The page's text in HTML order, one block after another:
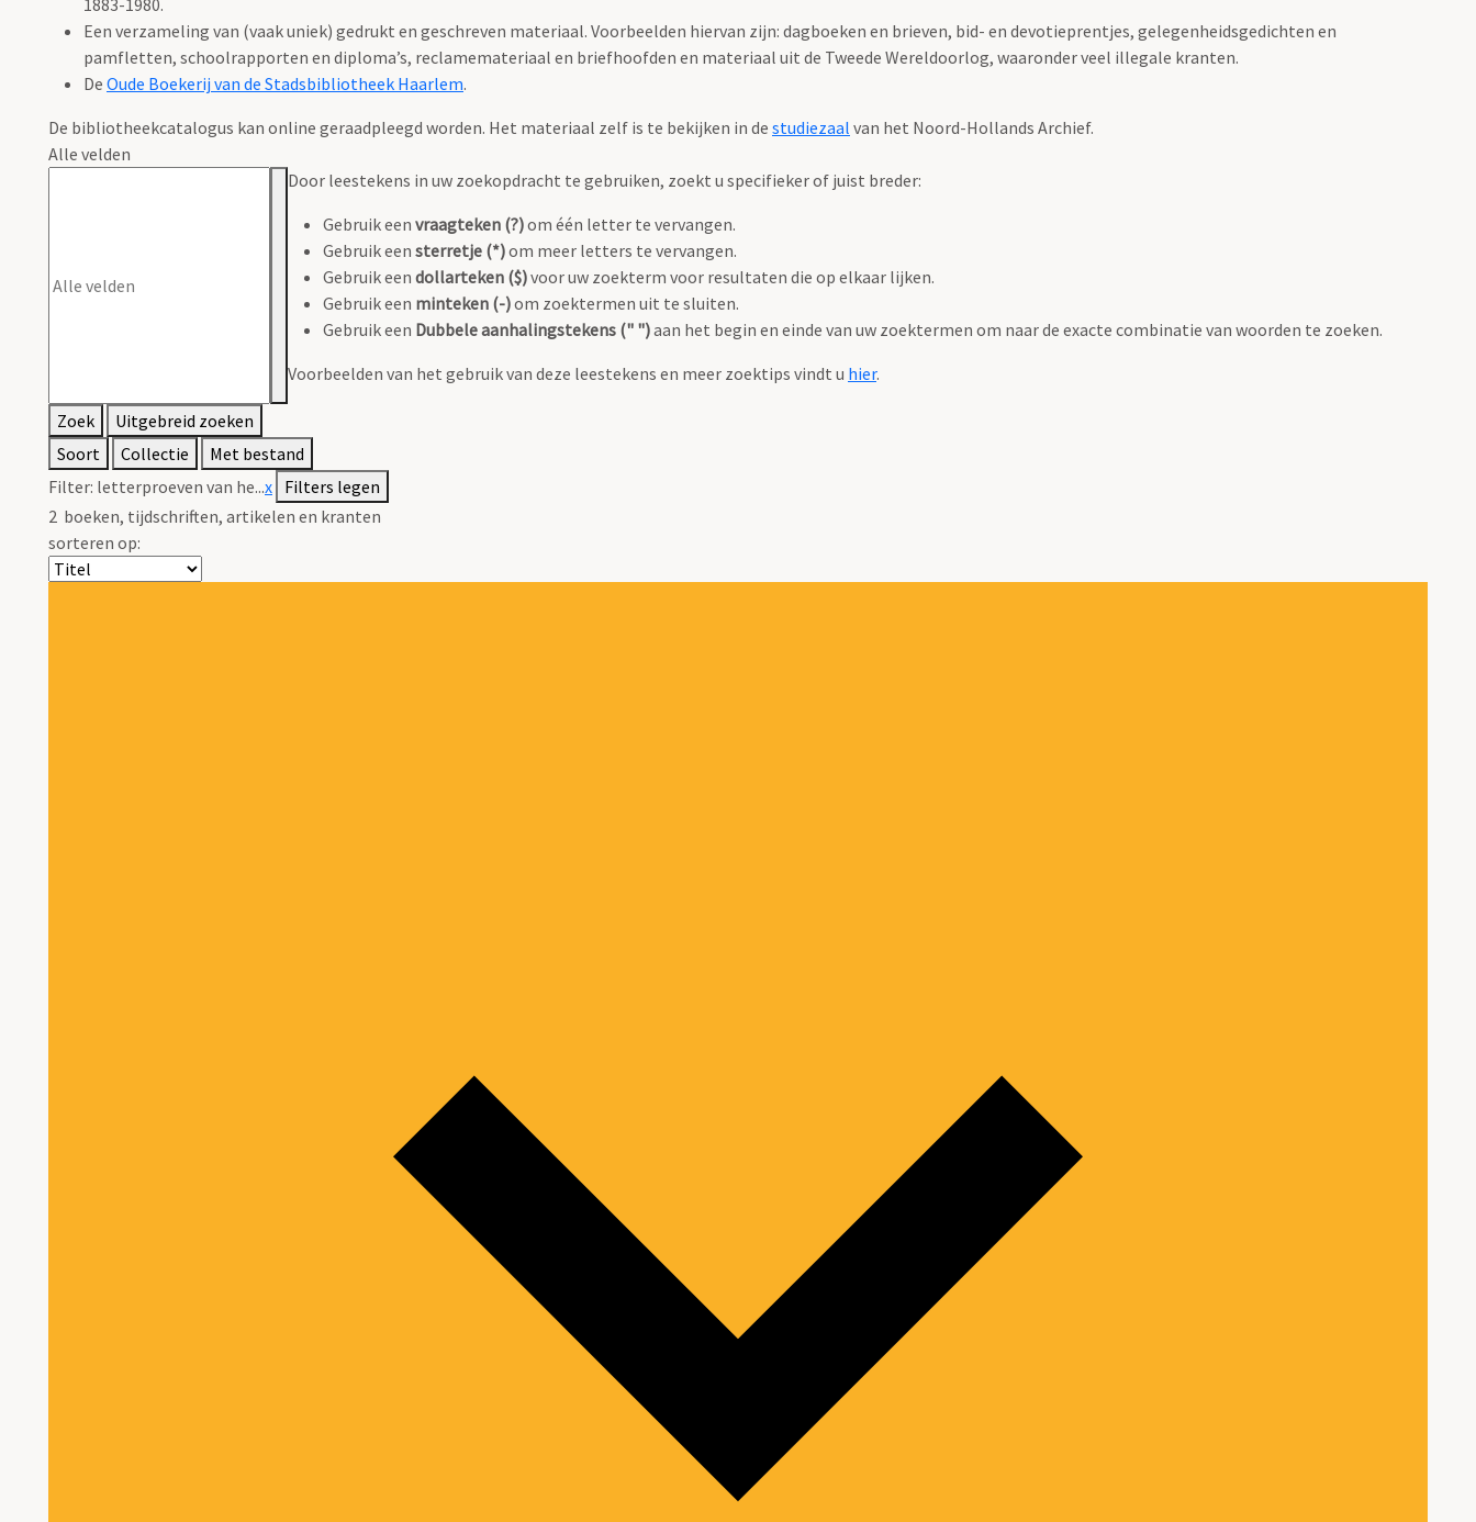
1883-1980.
Een verzameling van (vaak uniek) gedrukt en geschreven materiaal. Voorbeelden hiervan zijn: dagboeken en brieven, bid- en devotieprentjes, gelegenheidsgedichten en
pamfletten, schoolrapporten en diploma’s, reclamemateriaal en briefhoofden en materiaal uit de Tweede Wereldoorlog, waaronder veel illegale kranten.
De Oude Boekerij van de Stadsbibliotheek Haarlem.
De bibliotheekcatalogus kan online geraadpleegd worden. Het materiaal zelf is te bekijken in de studiezaal van het Noord-Hollands Archief.
Alle velden
Door leestekens in uw zoekopdracht te gebruiken, zoekt u specifieker of juist breder:
Gebruik een vraagteken (?)om één letter te vervangen.
Gebruik een sterretje (*)om meer letters te vervangen.
Gebruik een dollarteken ($)voor uw zoekterm voor resultaten die op elkaar lijken.
Gebruik een minteken (-)om zoektermen uit te sluiten.
Gebruik een Dubbele aanhalingstekens (" ")aan het begin en einde van uw zoektermen om naar de exacte combinatie van woorden te zoeken.
Voorbeelden van het gebruik van deze leestekens en meer zoektips vindt u hier.
Zoek
Uitgebreid zoeken
Soort
Collectie
Met bestand
Filter: letterproeven van he...x Filters legen
2 boeken, tijdschriften, artikelen en kranten
sorteren op: